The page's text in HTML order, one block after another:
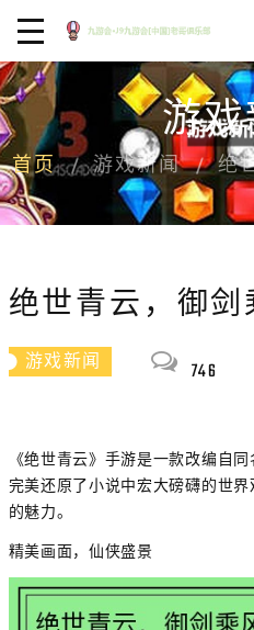
游
首页 游戏新闻 绝
绝世青云，御
游戏新闻 746
《绝世青云》手游是一款改编自
完美还原了小说中宏大磅礴的世
的魅力。
精美画面，仙侠盛景